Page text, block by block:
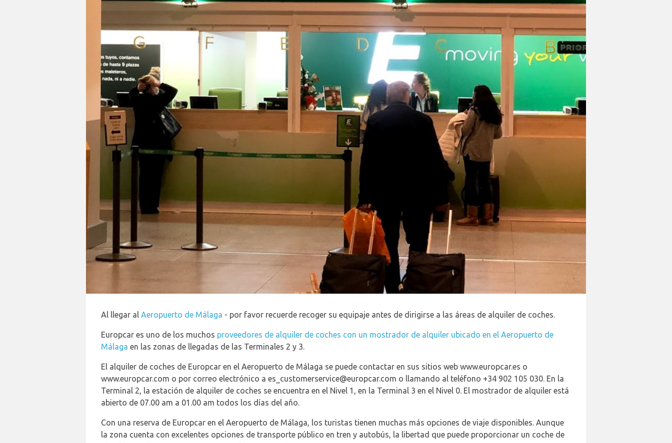
Al llegar al Aeropuerto de Málaga - por favor recuerde recoger su equipaje antes de dirigirse a las áreas de alquiler de coches.
Europcar es uno de los muchos proveedores de alquiler de coches con un mostrador de alquiler ubicado en el Aeropuerto de
Málaga en las zonas de llegadas de las Terminales 2 y 3.
El alquiler de coches de Europcar en el Aeropuerto de Málaga se puede contactar en sus sitios web www.europcar.es o
www.europcar.com o por correo electrónico a es_customerservice@europcar.com o llamando al teléfono +34 902 105 030. En la
Terminal 2, la estación de alquiler de coches se encuentra en el Nivel 1, en la Terminal 3 en el Nivel 0. El mostrador de alquiler está
abierto de 07.00 am a 01.00 am todos los días del año.
Con una reserva de Europcar en el Aeropuerto de Málaga, los turistas tienen muchas más opciones de viaje disponibles. Aunque
la zona cuenta con excelentes opciones de transporte público en tren y autobús, la libertad que puede proporcionar un coche de